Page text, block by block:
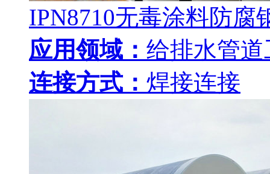
IPN8710无毒涂料防腐
应用领域： 给排水管道
连接方式： 焊接连接